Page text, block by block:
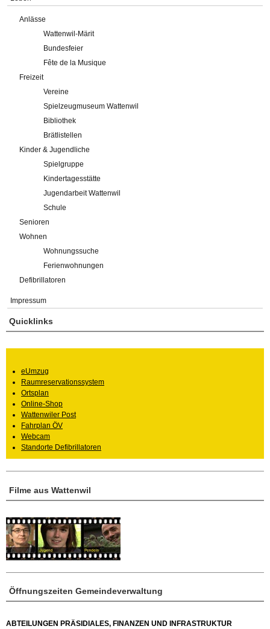
Anlässe
Wattenwil-Märit
Bundesfeier
Fête de la Musique
Freizeit
Vereine
Spielzeugmuseum Wattenwil
Bibliothek
Brätlistellen
Kinder & Jugendliche
Spielgruppe
Kindertagesstätte
Jugendarbeit Wattenwil
Schule
Senioren
Wohnen
Wohnungssuche
Ferienwohnungen
Defibrillatoren
Impressum
Öffnungszeiten Gemeindeverwaltung
ABTEILUNGEN PRÄSIDIALES, FINANZEN UND INFRASTRUKTUR
Filme aus Wattenwil
Quicklinks
eUmzug
Raumreservationssystem
Ortsplan
Online-Shop
Wattenwiler Post
Fahrplan ÖV
Webcam
Standorte Defibrillatoren